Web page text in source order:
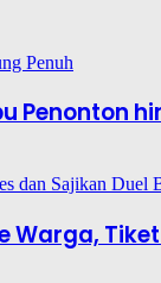
Penonton
Warga,